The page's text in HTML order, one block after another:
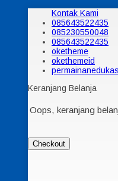
Kontak Kami
085643522435
085230550048
085643522435
oketheme
okethemeid
Keranjang Belanja
Oops, keranjang
Checkout